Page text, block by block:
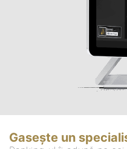
Gasește un